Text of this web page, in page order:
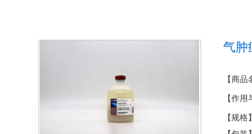
气肿
【商品
【作
【规